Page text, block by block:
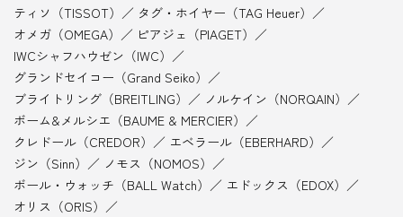
ティソ（TISSOT）
タグ・ホイヤー（TAG Heuer）
オメガ（OMEGA）
ピアジェ（PIAGET）
IWCシャフハウゼン（IWC）
グランドセイコー（Grand Seiko）
ブライトリング（BREITLING）
ノルケイン（NORQAIN）
ボーム&メルシエ（BAUME & MERCIER）
クレドール（CREDOR）
エベラール（EBERHARD）
ジン（Sinn）
ノモス（NOMOS）
ボール・ウォッチ（BALL Watch）
エドックス（EDOX）
オリス（ORIS）